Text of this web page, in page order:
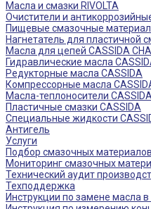
Масла и смазки RIVOLTA
Очистители и
Пищевые смазочные
Нагнетатель для пластичной
Масла для цепей CASSIDA
Гидравлические масла
Редукторные масла CASSIDA
Компрессорные масла
Масла-теплоносители CASSIDA
Пластичные смазки CASSIDA
Специальные жидкости
Антигель
Услуги
Подбор смазочных материалов
Мониторинг смазочных
Технический аудит
Техподдержка
Инструкции по замене масла